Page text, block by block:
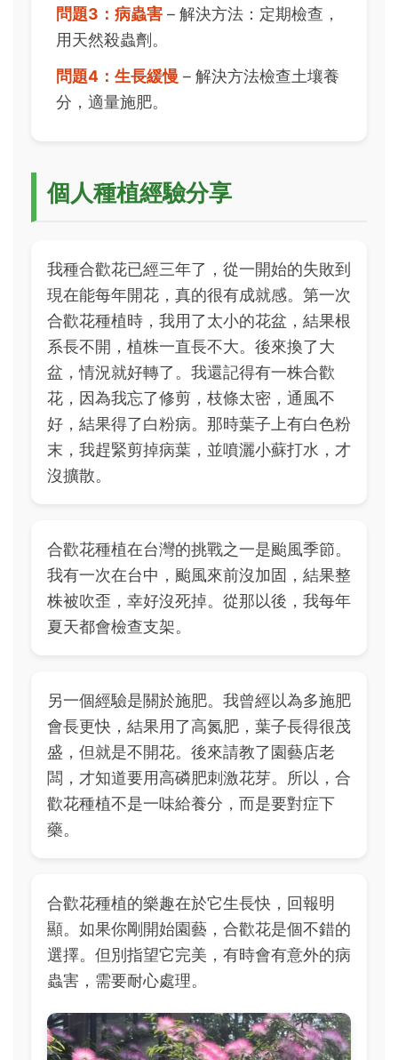
問題3：病蟲害 – 解決方法：定期檢查，
用天然殺蟲劑。
問題4：生長緩慢 – 解決方法檢查土壤養
分，適量施肥。
個人種植經驗分享
我種合歡花已經三年了，從一開始的失敗到
現在能每年開花，真的很有成就感。第一次
合歡花種植時，我用了太小的花盆，結果根
系長不開，植株一直長不大。後來換了大
盆，情況就好轉了。我還記得有一株合歡
花，因為我忘了修剪，枝條太密，通風不
好，結果得了白粉病。那時葉子上有白色粉
末，我趕緊剪掉病葉，並噴灑小蘇打水，才
沒擴散。
合歡花種植在台灣的挑戰之一是颱風季節。
我有一次在台中，颱風來前沒加固，結果整
株被吹歪，幸好沒死掉。從那以後，我每年
夏天都會檢查支架。
另一個經驗是關於施肥。我曾經以為多施肥
會長更快，結果用了高氮肥，葉子長得很茂
盛，但就是不開花。後來請教了園藝店老
闆，才知道要用高磷肥刺激花芽。所以，合
歡花種植不是一味給養分，而是要對症下
藥。
合歡花種植的樂趣在於它生長快，回報明
顯。如果你剛開始園藝，合歡花是個不錯的
選擇。但別指望它完美，有時會有意外的病
蟲害，需要耐心處理。